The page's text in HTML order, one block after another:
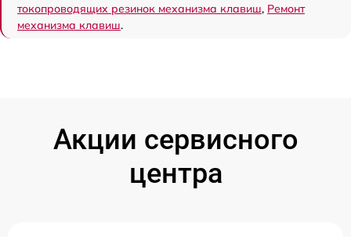
токопроводящих резинок механизма клавиш, Ремонт
механизма клавиш.
Акции сервисного
центра